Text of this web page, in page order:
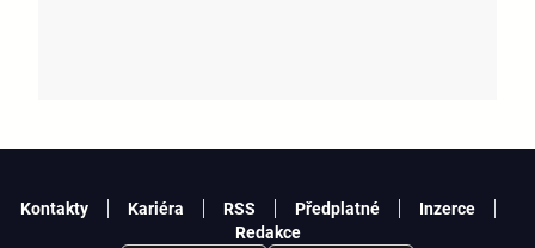
Kontakty Kariéra RSS Předplatné
Inzerce
Redakce